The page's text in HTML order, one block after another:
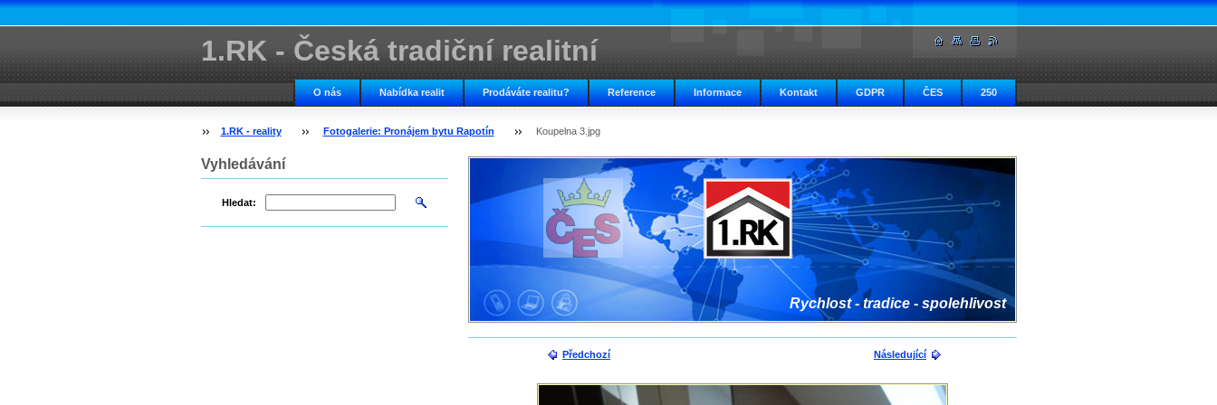
1.RK - Česká tradiční realitní
kancelářO nás Nabídka realit Prodáváte realitu? Reference Informace Kontakt GDPR ČES 250
1.RK - reality Fotogalerie: Pronájem bytu Rapotín Koupelna 3.jpg
Rychlost - tradice - spolehlivost
Předchozí Následující
Vyhledávání
Hledat: